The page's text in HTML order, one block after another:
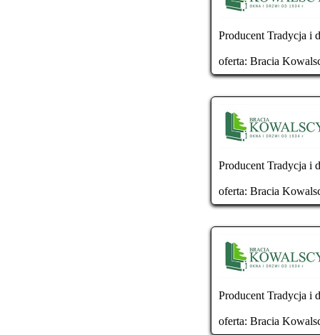
Producent Tradycja i
oferta: Bracia
Producent Tradycja i
oferta: Bracia
Producent Tradycja i
oferta: Bracia